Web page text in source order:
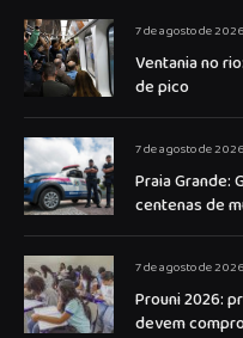
7 de agosto de 2026
Ventania no
de pico
7 de agosto de 2026
Praia Grande:
centenas de
7 de agosto de 2026
Prouni 2026:
devem